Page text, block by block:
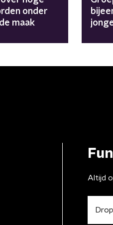
onder
maak
Altijd